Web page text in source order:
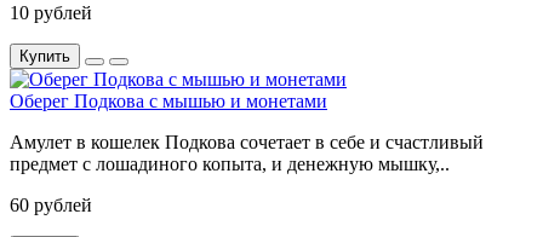
10 рублей
Купить
Оберег Подкова с мышью и монетами
Амулет в кошелек Подкова сочетает в себе и счастливый
предмет с лошадиного копыта, и денежную мышку,..
60 рублей